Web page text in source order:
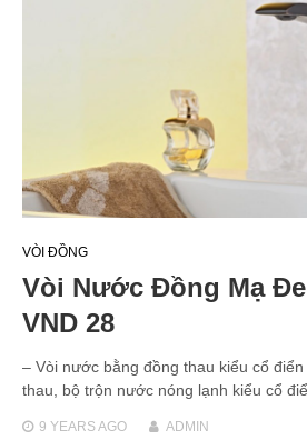
VÒI ĐỒNG
Vòi Nước Đồng Mạ
VND 28
– Vòi nước bằng đồng thau kiểu cổ
thau, bộ trộn nước nóng lạnh kiểu cổ
9 YEARSAGO ADMIN